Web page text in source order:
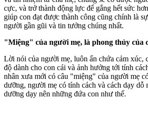
cực, và trở thành động lực để gắng hết sức
giúp con đạt được thành công cũng chính là
người gần gũi và tin tưởng chúng nhất.
"Miệng" của người mẹ, là phong thủy của
Lời nói của người mẹ, luôn ẩn chứa cảm xúc,
độ dành cho con cái và ảnh hưởng tới tính
nhân xưa mới có câu "miệng" của người mẹ
dưỡng, người mẹ có tính cách và cách dạy dỗ
dưỡng dạy nên những đứa con như thế.